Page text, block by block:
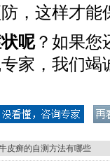
，这样才能
呢？如果您
家，我们竭
皮癣的自测方法有哪些